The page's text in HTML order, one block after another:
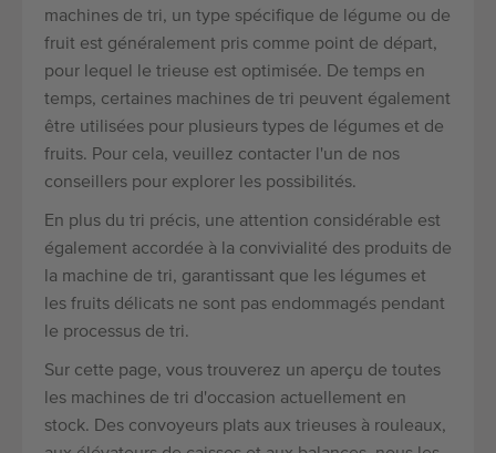
machines de tri, un type spécifique de légume ou de
fruit est généralement pris comme point de départ,
pour lequel le trieuse est optimisée. De temps en
temps, certaines machines de tri peuvent également
être utilisées pour plusieurs types de légumes et de
fruits. Pour cela, veuillez contacter l'un de nos
conseillers pour explorer les possibilités.
En plus du tri précis, une attention considérable est
également accordée à la convivialité des produits de
la machine de tri, garantissant que les légumes et
les fruits délicats ne sont pas endommagés pendant
le processus de tri.
Sur cette page, vous trouverez un aperçu de toutes
les machines de tri d'occasion actuellement en
stock. Des convoyeurs plats aux trieuses à rouleaux,